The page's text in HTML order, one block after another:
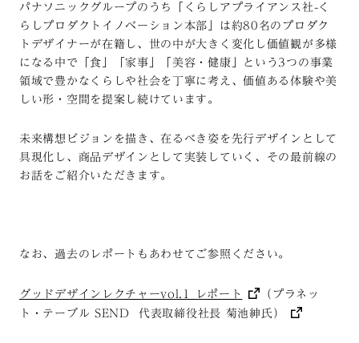
パナソニックグループのうち「くらしアプライアンス社-く
らしプロダクトイノベーション本部」は約80名のプロダク
トデザイナーが在籍し、世の中が大きく変化し価値観が多様
になる中で「食」「家事」「美容・健康」という3つの事業
領域で豊かなくらしや社会を丁寧に考え、価値ある体験や美
しい形・空間を提案し続けています。
未来構想ビジョンを描き、在るべき姿を先行デザインとして
具現化し、商品デザインとして実装していく、その最前線の
お話をご紹介いただきます。
なお、過去のレポートもあわせてご参照ください。
グッドデザインレクチャーvol.1 レポート
（プラネッ
ト・テーブル SEND 代表取締役社長 菊池紳氏）